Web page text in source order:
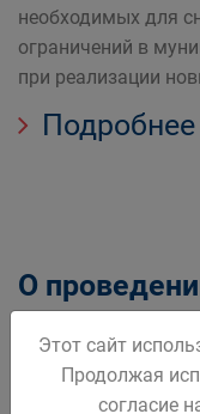
необходимых для
ограничений в
при реализации
Подробнее
О
Экология»
Этот сайт
Продолжая
согласие